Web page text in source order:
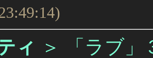
ィ ＞
「ラブ